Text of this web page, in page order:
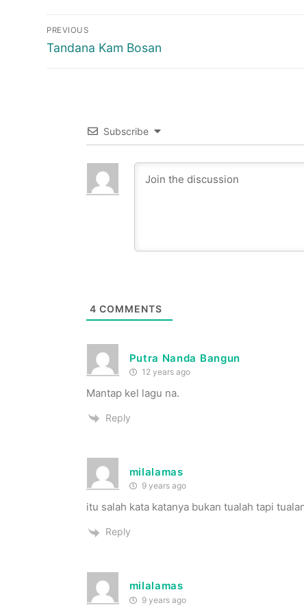
Post
navigation
PREVIOUS
Previous
Tandana Kam Bosan
Subscribe
4 COMMENTS
Putra Nanda Bangun
12 years ago
Mantap kel lagu na.
Reply
milalamas
9 years ago
itu salah kata katanya bukan tualah tapi
Reply
milalamas
9 years ago